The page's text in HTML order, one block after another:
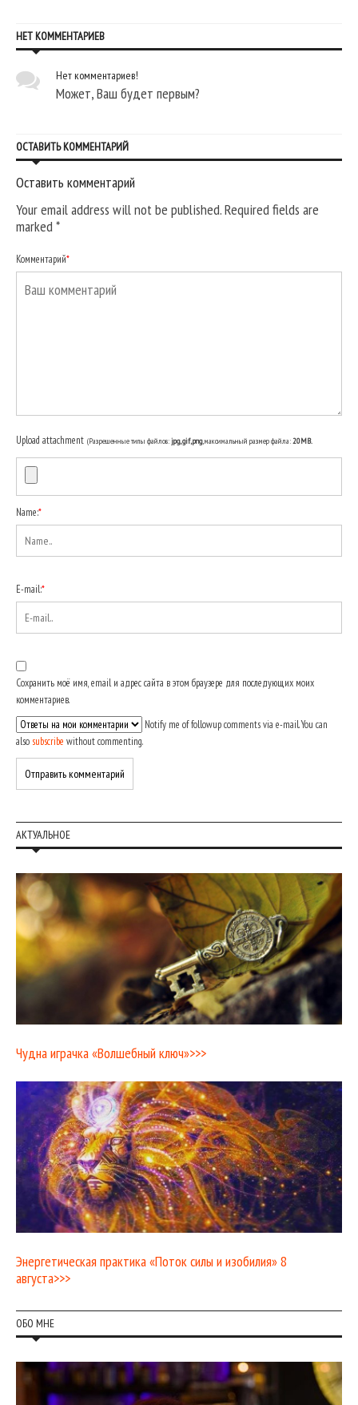
НЕТ КОММЕНТАРИЕВ
Нет комментариев!
Может, Ваш будет первым?
ОСТАВИТЬ КОММЕНТАРИЙ
Оставить комментарий
Your email address will not be published. Required fields are
marked*
Комментарий*
Upload attachment (Разрешенные типы файлов:jpg, gif, png, максимальный размер файла:20MB.
Name:*
E-mail:*
Сохранить моё имя, email и адрес сайта в этом браузере для последующих моих
комментариев.
Notify me of followup comments via e-mail. You can
also subscribe without commenting.
АКТУАЛЬНОЕ
Чудна играчка «Волшебный ключ»>>>
Энергетическая практика «Поток силы и изобилия» 8
августа>>>
ОБО МНЕ